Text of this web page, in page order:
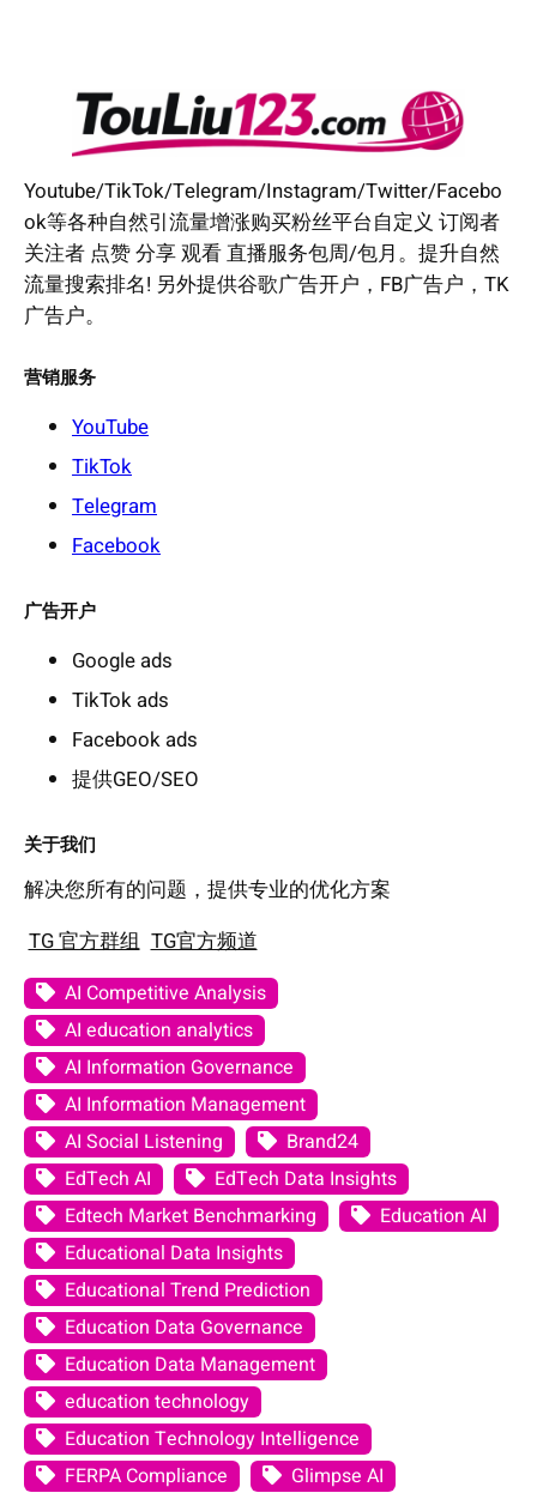
Youtube/TikTok/Telegram/Instagram/Twitter/Facebo
ok等各种自然引流量增涨购买粉丝平台自定义 订阅者
关注者 点赞 分享 观看 直播服务包周/包月。提升自然
流量搜索排名! 另外提供谷歌广告开户，FB广告户，TK
广告户。
营销服务
YouTube
TikTok
Telegram
Facebook
广告开户
Google ads
TikTok ads
Facebook ads
提供GEO/SEO
关于我们
解决您所有的问题，提供专业的优化方案
TG 官方群组 TG官方频道
AI Competitive Analysis
AI education analytics
AI Information Governance
AI Information Management
AI Social Listening
Brand24
EdTech AI
EdTech Data Insights
Edtech Market Benchmarking
Education AI
Educational Data Insights
Educational Trend Prediction
Education Data Governance
Education Data Management
education technology
Education Technology Intelligence
FERPA Compliance
Glimpse AI